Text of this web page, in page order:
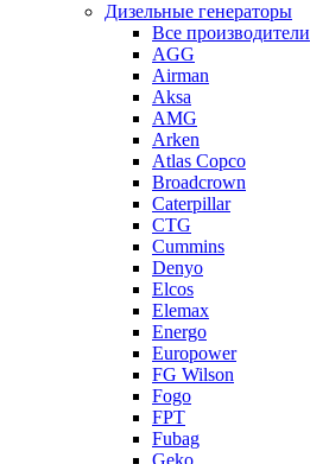
Дизельные генераторы
Все производители
AGG
Airman
Aksa
AMG
Arken
Atlas Copco
Broadcrown
Caterpillar
CTG
Cummins
Denyo
Elcos
Elemax
Energo
Europower
FG Wilson
Fogo
FPT
Fubag
Geko